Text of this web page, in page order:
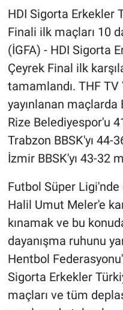
HDI Sigorta Erkekler
Finali ilk maçları 10
(İGFA) - HDI Sigorta
Çeyrek Final ilk
tamamlandı. THF TV
yayınlanan
Rize Belediyespor'u
Trabzon BBSK'yı 44-
İzmir BBSK'yı 43-32
Futbol Süper
Halil Umut Meler'e
kınamak ve bu
dayanışma ruhunu
Hentbol
Sigorta Erkekler
maçları ve tüm